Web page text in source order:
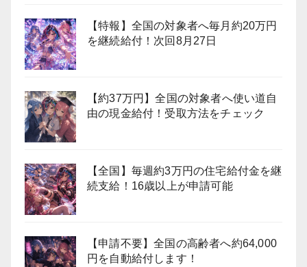
【特報】全国の対象者へ毎月約20万円
を継続給付！次回8月27日
【約37万円】全国の対象者へ使い道自
由の現金給付！受取方法をチェック
【全国】毎週約3万円の住宅給付金を継
続支給！16歳以上が申請可能
【申請不要】全国の高齢者へ約64,000
円を自動給付します！